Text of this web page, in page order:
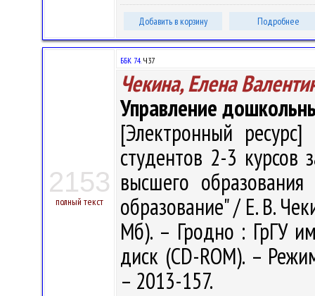
Добавить в корзину Подробнее
2153
полный текст
ББК 74.Ч37
Чекина, Елена
Управление
[Электронный
студентов 2-3 курсов
высшего
образование" / Е. В.
Мб). – Гродно : ГрГУ
диск (CD-ROM). –
– 2013-157.